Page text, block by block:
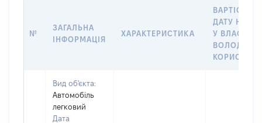
№
ЗАГАЛЬНА
ІНФОРМАЦІЯ
ХАРАКТЕРИСТИКА
ВАРТІСТЬ
ДАТУ
У
Вид об'єкта:
Автомобіль
легковий
Дата